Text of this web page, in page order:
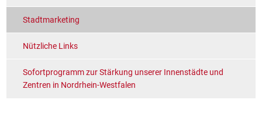
Stadtmarketing
Nützliche Links
Sofortprogramm zur Stärkung unserer Innenstädte und
Zentren in Nordrhein-Westfalen